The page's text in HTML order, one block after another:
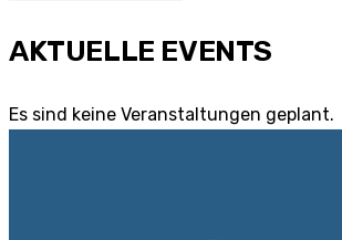
AKTUELLE EVENTS
Es sind keine Veranstaltungen geplant.